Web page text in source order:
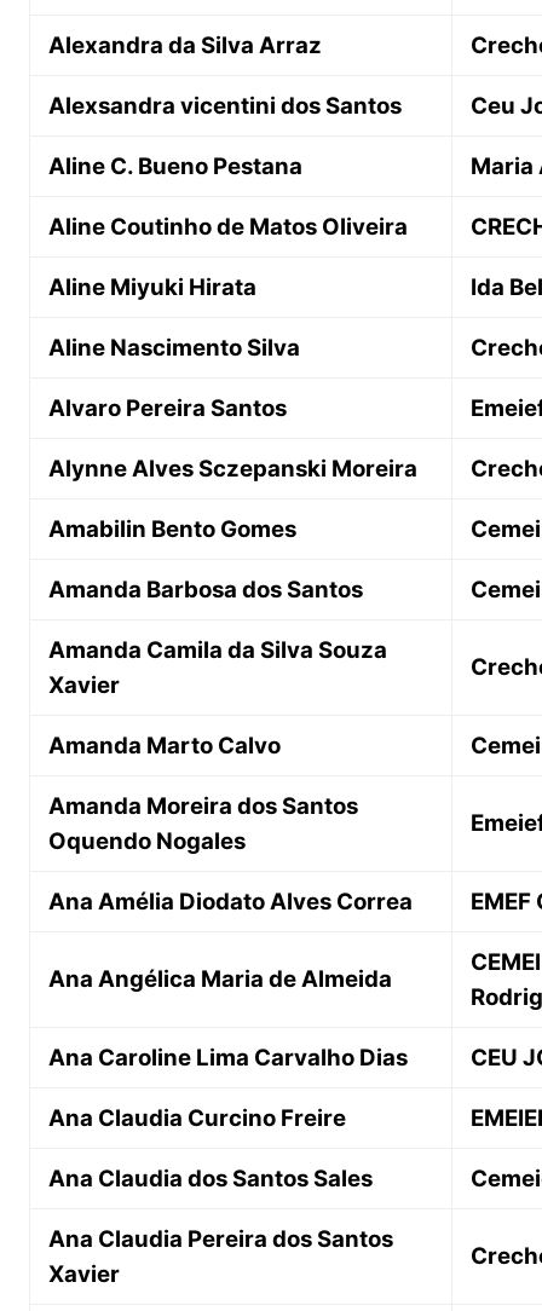
Alexandra da Silva Arraz
Alexsandra vicentini dos Santos Ceu
Aline C. Bueno Pestana Maria
Aline Coutinho de Matos Oliveira
Aline Miyuki Hirata Ida
Aline Nascimento Silva
Alvaro Pereira Santos
Alynne Alves Sczepanski Moreira
Amabilin Bento Gomes
Amanda Barbosa dos Santos
Amanda Camila da Silva Souza
Xavier
Amanda Marto Calvo
Amanda Moreira dos Santos
Oquendo Nogales
Ana Amélia Diodato Alves Correa EMEF
Ana Angélica Maria de Almeida
Ana Caroline Lima Carvalho Dias CEU
Ana Claudia Curcino Freire
Ana Claudia dos Santos Sales
Ana Claudia Pereira dos Santos
Xavier